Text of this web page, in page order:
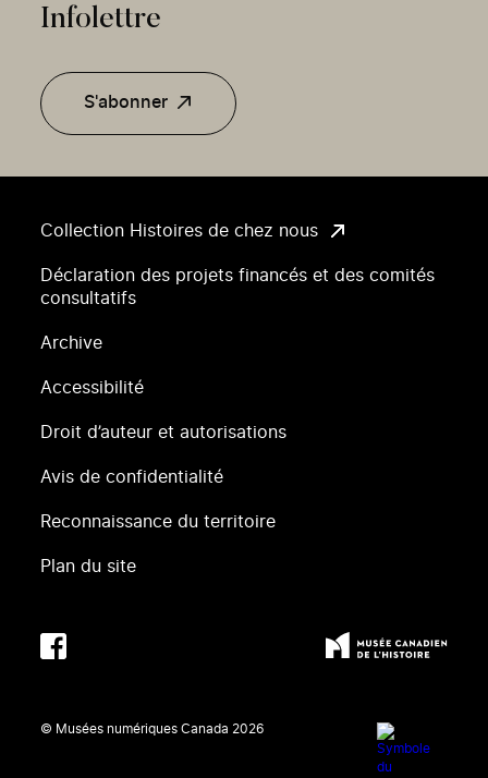
Collection Histoires de chez nous
Déclaration des projets financés et des comités
consultatifs
Archive
Accessibilité
Droit d’auteur et autorisations
Avis de confidentialité
Reconnaissance du territoire
Plan du site
© Musées numériques Canada 2026
Infolettre
S'abonner